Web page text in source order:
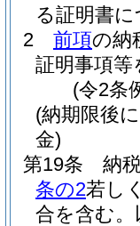
る証明書
2
前項の納
証明事項
(令2条
(納期限後
金)
第19条
納
条の2若し
合を含む